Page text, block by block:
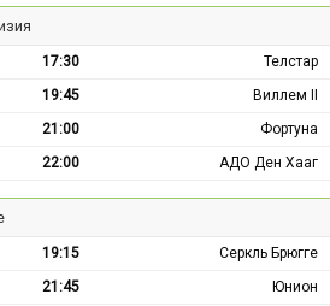
17:30
Телстар
19:45
Виллем II
21:00
Фортуна
22:00 АДО Ден Хааг
19:15
Серкль Брюгге
21:45
Юнион